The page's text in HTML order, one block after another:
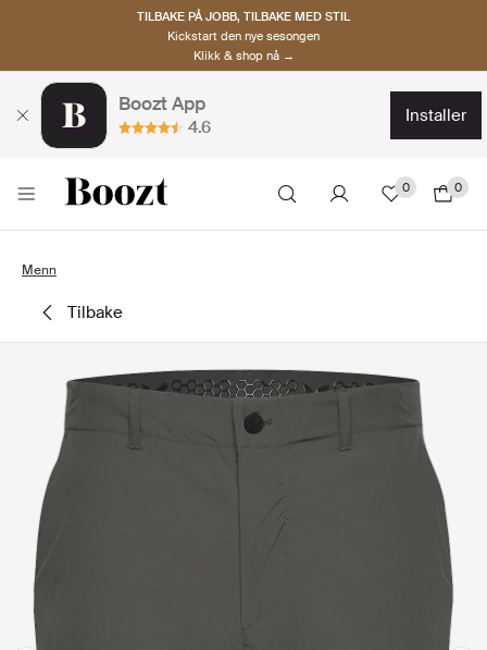
TILBAKE PÅ JOBB, TILBAKE MED STIL
Kickstart den nye sesongen
Klikk & shop nå →
Boozt App
4.6
installer
0 0
Menn
tilbake